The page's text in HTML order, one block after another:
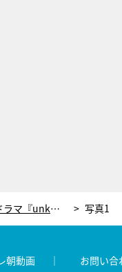
町田啓太に緊急インタビュー！ドラマ『unknown』最終回直前だからやっと話せる撮影エピソード、そして“加賀美”のこと 写真1
朝動画 お問い合